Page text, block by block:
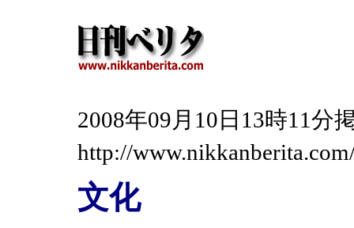
2008年09月10日13時11
http://
文化